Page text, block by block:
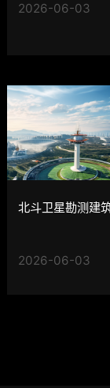
2026-06-03
北斗卫星勘测建
2026-06-03